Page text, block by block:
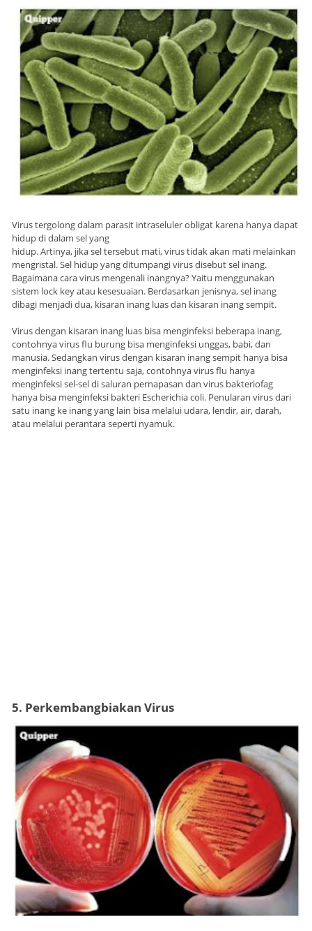
Virus tergolong dalam parasit intraseluler obligat karena hanya dapat
hidup di dalam sel yang
hidup. Artinya, jika sel tersebut mati, virus tidak akan mati melainkan
mengristal. Sel hidup yang ditumpangi virus disebut sel inang.
Bagaimana cara virus mengenali inangnya? Yaitu menggunakan
sistem lock key atau kesesuaian. Berdasarkan jenisnya, sel inang
dibagi menjadi dua, kisaran inang luas dan kisaran inang sempit.
Virus dengan kisaran inang luas bisa menginfeksi beberapa inang,
contohnya virus flu burung bisa menginfeksi unggas, babi, dan
manusia. Sedangkan virus dengan kisaran inang sempit hanya bisa
menginfeksi inang tertentu saja, contohnya virus flu hanya
menginfeksi sel-sel di saluran pernapasan dan virus bakteriofag
hanya bisa menginfeksi bakteri Escherichia coli. Penularan virus dari
satu inang ke inang yang lain bisa melalui udara, lendir, air, darah,
atau melalui perantara seperti nyamuk.
5. Perkembangbiakan Virus